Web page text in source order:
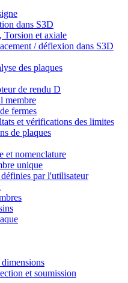
dans S3D
Torsion et axiale
/ déflexion dans S3D
des plaques
de rendu D
membre
fermes
et vérifications des limites
de plaques
et nomenclature
unique
par l'utilisateur
et soumission